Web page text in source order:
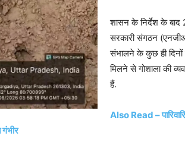
शासन के निर्देश के बाद
सरकारी संगठन
संभालने के कुछ ही
मिलने से गोशाला की
हैं.
Also Read –
गंभीर